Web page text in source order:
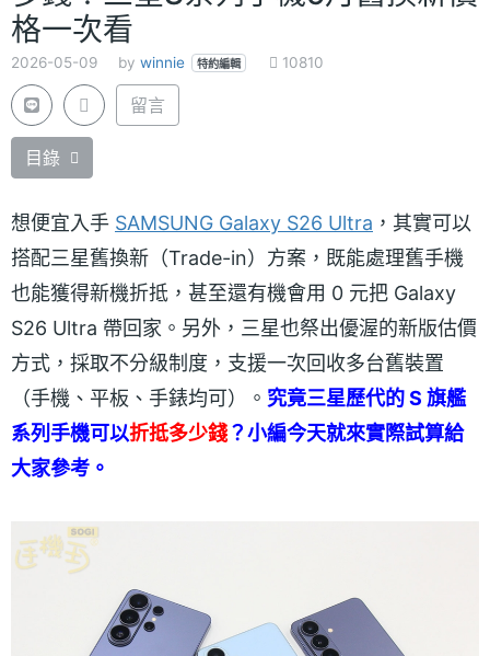
格一次看
2026-05-09 by winnie 特約編輯 10810
留言
目錄
想便宜入手 SAMSUNG Galaxy S26 Ultra ，其實可以
搭配三星舊換新（Trade-in）方案，既能處理舊手機
也能獲得新機折抵，甚至還有機會用 0 元把 Galaxy
S26 Ultra 帶回家。另外，三星也祭出優渥的新版估價
方式，採取不分級制度，支援一次回收多台舊裝置
（手機、平板、手錶均可）。 究竟三星歷代的 S 旗艦
系列手機可以折抵多少錢？小編今天就來實際試算給
大家參考。